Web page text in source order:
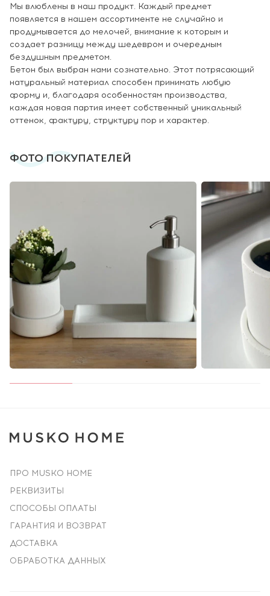
Мы влюблены в наш продукт. Каждый предмет
появляется в нашем ассортименте не случайно и
продумывается до мелочей, внимание к которым и
создает разницу между шедевром и очередным
бездушным предметом.
Бетон был выбран нами сознательно. Этот потрясающий
натуральный материал способен принимать любую
форму и, благодаря особенностям производства,
каждая новая партия имеет собственный уникальный
оттенок, фактуру, структуру пор и характер.
ФОТО ПОКУПАТЕЛЕЙ
ПРО MUSKO HOME
РЕКВИЗИТЫ
СПОСОБЫ ОПЛАТЫ
ГАРАНТИЯ И ВОЗВРАТ
ДОСТАВКА
ОБРАБОТКА ДАННЫХ